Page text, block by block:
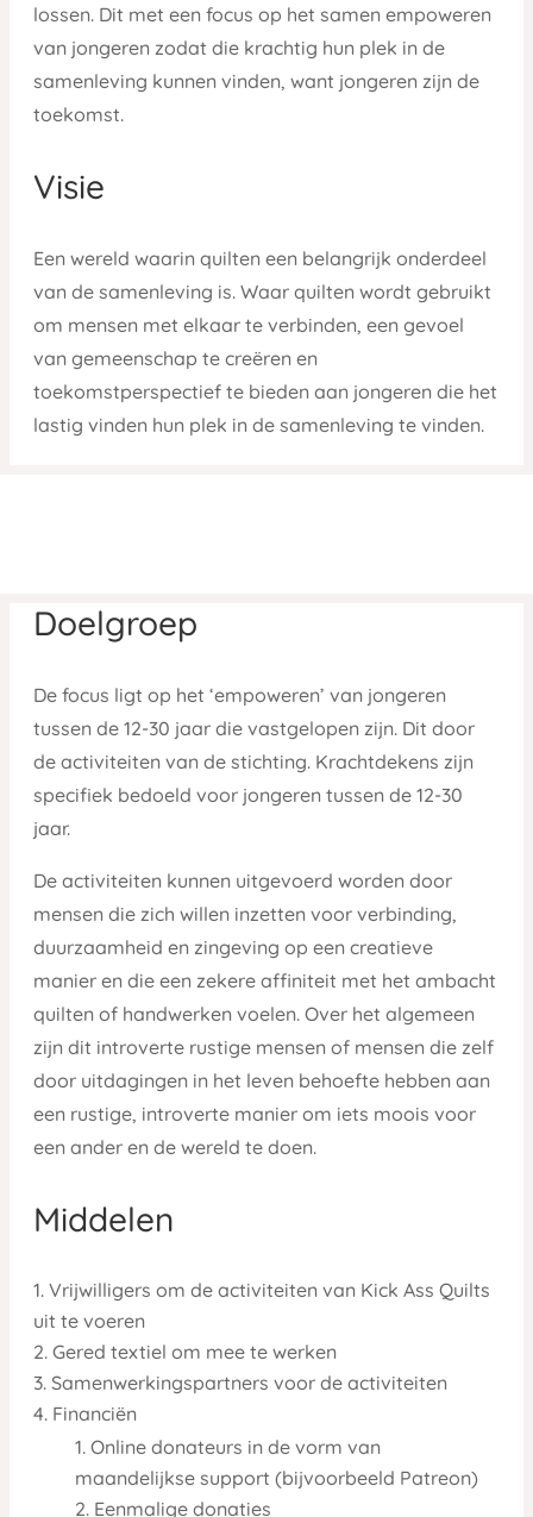
lossen. Dit met een focus op het samen empoweren
van jongeren zodat die krachtig hun plek in de
samenleving kunnen vinden, want jongeren zijn de
toekomst.
Visie
Een wereld waarin quilten een belangrijk onderdeel
van de samenleving is. Waar quilten wordt gebruikt
om mensen met elkaar te verbinden, een gevoel
van gemeenschap te creëren en
toekomstperspectief te bieden aan jongeren die het
lastig vinden hun plek in de samenleving te vinden.
Doelgroep
De focus ligt op het ‘empoweren’ van jongeren
tussen de 12-30 jaar die vastgelopen zijn. Dit door
de activiteiten van de stichting. Krachtdekens zijn
specifiek bedoeld voor jongeren tussen de 12-30
jaar.
De activiteiten kunnen uitgevoerd worden door
mensen die zich willen inzetten voor verbinding,
duurzaamheid en zingeving op een creatieve
manier en die een zekere affiniteit met het ambacht
quilten of handwerken voelen. Over het algemeen
zijn dit introverte rustige mensen of mensen die zelf
door uitdagingen in het leven behoefte hebben aan
een rustige, introverte manier om iets moois voor
een ander en de wereld te doen.
Middelen
Vrijwilligers om de activiteiten van Kick Ass Quilts
uit te voeren
Gered textiel om mee te werken
Samenwerkingspartners voor de activiteiten
Financiën
Online donateurs in de vorm van
maandelijkse support (bijvoorbeeld Patreon)
Eenmalige donaties